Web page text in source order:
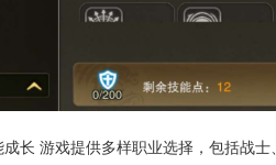
长 游戏提供多样职业选择，包括战